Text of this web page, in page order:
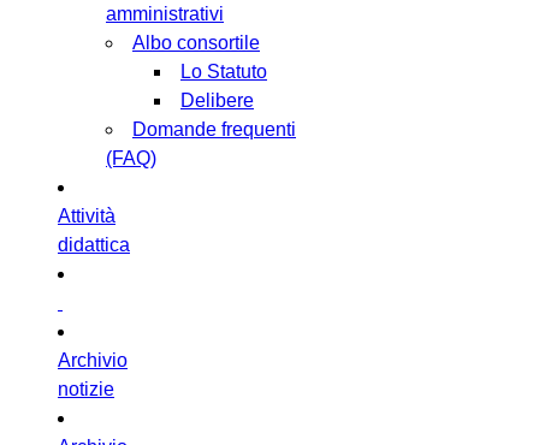
amministrativi
Albo consortile
Lo Statuto
Delibere
Domande frequenti
(FAQ)
Attività
didattica
Archivio
notizie